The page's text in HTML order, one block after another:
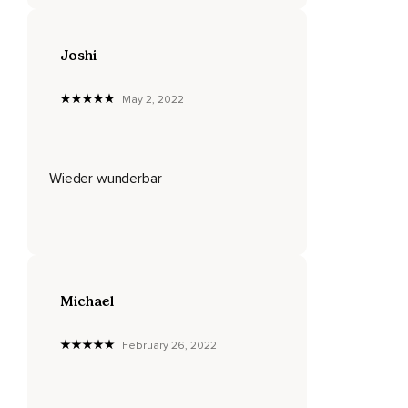
Dich zu erfüllen,
Spüre beim Wiederholen,
Möge ich ausgeglichen sein.
Möge ich friedvoll sein.
Joshi
May 2, 2022
Wieder wunderbar
Michael
February 26, 2022